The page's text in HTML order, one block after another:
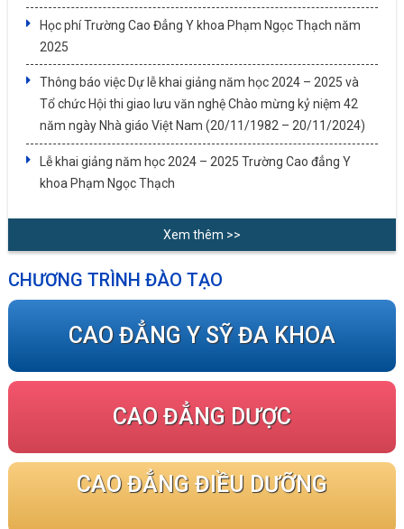
Học phí Trường Cao Đẳng Y khoa Phạm Ngọc Thạch năm
2025
Thông báo việc Dự lễ khai giảng năm học 2024 – 2025 và
Tổ chức Hội thi giao lưu văn nghệ Chào mừng kỷ niệm 42
năm ngày Nhà giáo Việt Nam (20/11/1982 – 20/11/2024)
Lễ khai giảng năm học 2024 – 2025 Trường Cao đẳng Y
khoa Phạm Ngọc Thạch
Xem thêm >>
CHƯƠNG TRÌNH ĐÀO TẠO
CAO ĐẲNG Y SỸ ĐA KHOA
CAO ĐẲNG DƯỢC
CAO ĐẲNG ĐIỀU DƯỠNG